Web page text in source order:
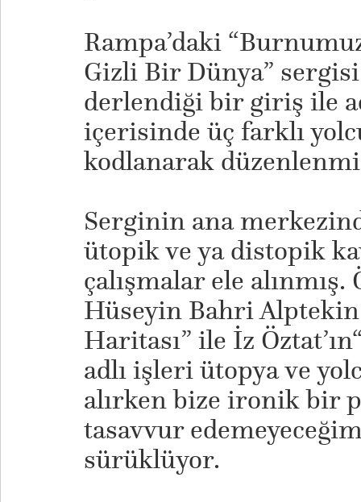
Rampa’daki
Gizli Bir Dünya”
derlendiği bir giriş ile
içerisinde üç farklı
kodlanarak
Serginin ana
ütopik ve ya distopik
çalışmalar ele
Hüseyin Bahri
Haritası” ile İz
adlı işleri ütopya ve
alırken bize ironik bir
tasavvur
sürüklüyor.